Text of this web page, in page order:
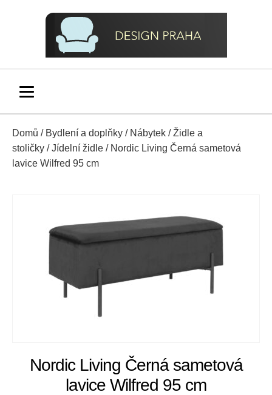
Domů / Bydlení a doplňky / Nábytek /Židle a
stoličky /Jídelní židle / Nordic Living Černá sametová
lavice Wilfred 95 cm
Nordic Living Černá sametová
lavice Wilfred 95 cm